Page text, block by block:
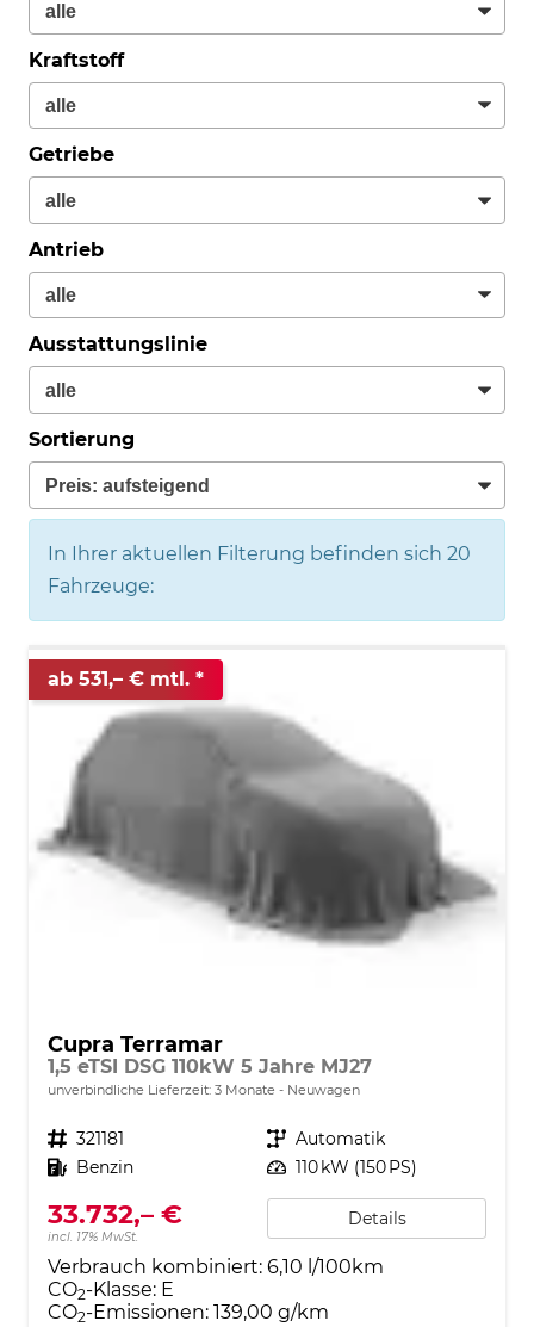
Kraftstoff
Getriebe
Antrieb
Ausstattungslinie
Sortierung
In Ihrer aktuellen Filterung befinden sich 20
Fahrzeuge:
ab 531,– € mtl.
Cupra Terramar
1,5 eTSI DSG 110kW 5 Jahre MJ27
unverbindliche Lieferzeit: 3 Monate Neuwagen
Fahrzeugnr. 321181 Getriebe Automatik
Kraftstoff Benzin Leistung 110 kW (150 PS)
33.732,– €
incl. 17% MwSt.
Details
Verbrauch kombiniert: 6,10 l/100km
CO2-Klasse: E
CO2-Emissionen: 139,00 g/km